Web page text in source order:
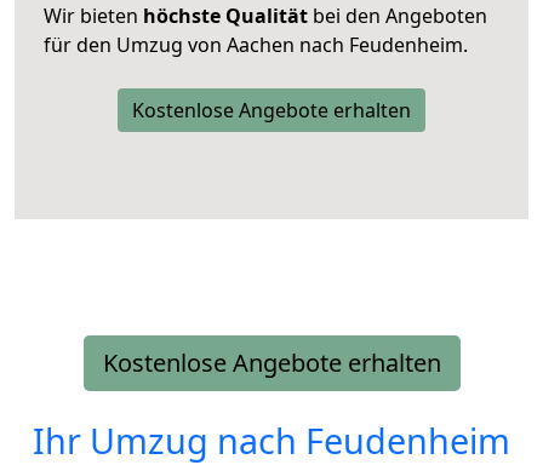
Wir bieten höchste Qualität bei den Angeboten
für den Umzug von Aachen nach Feudenheim.
Kostenlose Angebote erhalten
Kostenlose Angebote erhalten
Ihr Umzug nach Feudenheim